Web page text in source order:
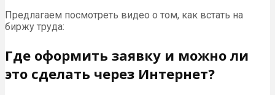
Предлагаем посмотреть видео о том, как встать на
биржу труда:
Где оформить заявку и можно ли
это сделать через Интернет?